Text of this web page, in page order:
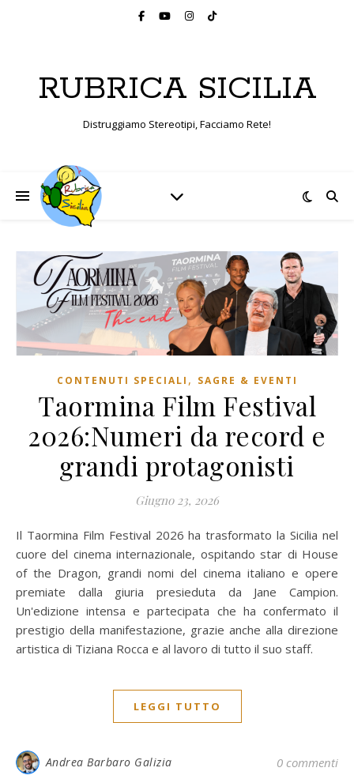
RUBRICA SICILIA
Distruggiamo Stereotipi, Facciamo Rete!
CONTENUTI SPECIALI , SAGRE & EVENTI
Taormina Film Festival
2026:Numeri da record e
grandi protagonisti
Giugno 23, 2026
Il Taormina Film Festival 2026 ha trasformato la Sicilia nel
cuore del cinema internazionale, ospitando star di House
of the Dragon, grandi nomi del cinema italiano e opere
premiate dalla giuria presieduta da Jane Campion.
Un'edizione intensa e partecipata che ha confermato il
prestigio della manifestazione, grazie anche alla direzione
artistica di Tiziana Rocca e al lavoro di tutto il suo staff.
LEGGI TUTTO
Andrea Barbaro Galizia 0 commenti